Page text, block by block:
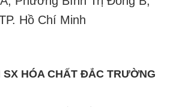
Hồ Chí Minh
SX HÓA CHẤT ĐẮC TRƯỜNG